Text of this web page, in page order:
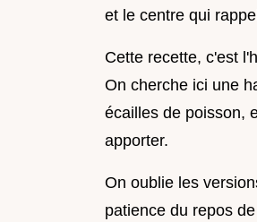
et le centre qui
Cette recette, c'est
On cherche ici une
écailles de poisson,
apporter.
On oublie les
patience du repos